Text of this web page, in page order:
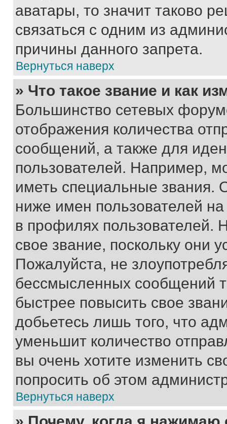
аватары, то значит таково
связаться с одним из
причины данного запрета.
Вернуться наверх
» Что такое звание и как
Большинство сетевых
отображения количества
сообщений, а также для
пользователей. Например,
иметь специальные звания.
ниже имен пользователей
в профилях
свое звание, поскольку они
Пожалуйста, не
бессмысленных сообщений
быстрее повысить свое
добьетесь лишь того, что
уменьшит количество
вы очень хотите изменить
попросить об этом
Вернуться наверх